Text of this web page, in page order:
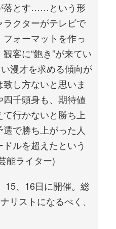
落とす……という形
クターがテレビで
ォーマットを作っ
客に“飽き”が来てい
漫才を求める傾向が
し方ないと思いま
千頭身も、期待値
行かないと勝ち上
で勝ち上がった人
ルを超えたという
能ライター)
、16日に開催。総
リストになるべく、